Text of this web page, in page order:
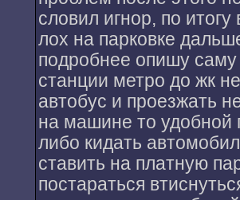
словил игнор, по
лох на парковке
подробнее опишу саму
станции метро до жк
автобус и проезжать
на машине то удобной
либо кидать
ставить на платную
постараться